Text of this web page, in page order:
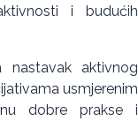
i budućih
nastavak aktivnog
usmjerenim
dobre prakse i